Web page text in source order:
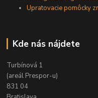
Upratovacie pomôcky
Kde nás nájdete
Turbínová 1
(areál Prespor-u)
831 04